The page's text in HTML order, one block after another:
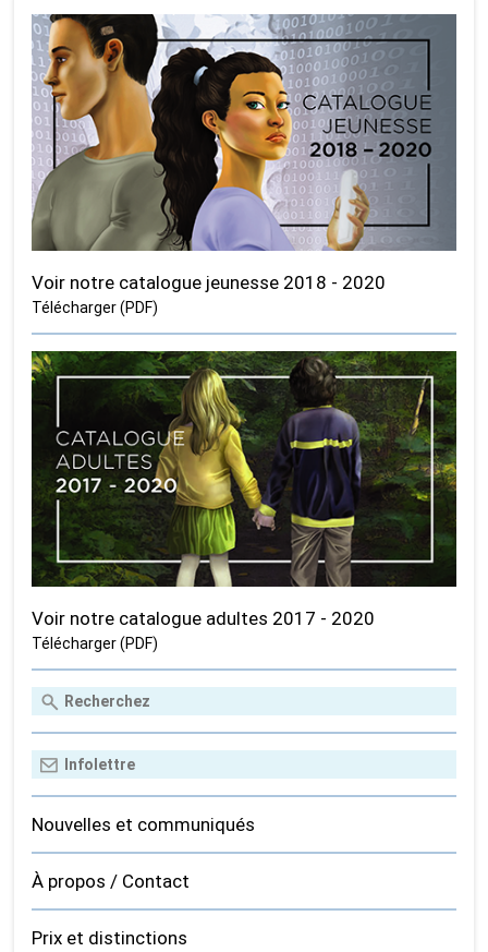
Voir notre catalogue jeunesse 2018 - 2020
Télécharger (PDF)
Voir notre catalogue adultes 2017 - 2020
Télécharger (PDF)
Nouvelles et communiqués
À propos / Contact
Prix et distinctions